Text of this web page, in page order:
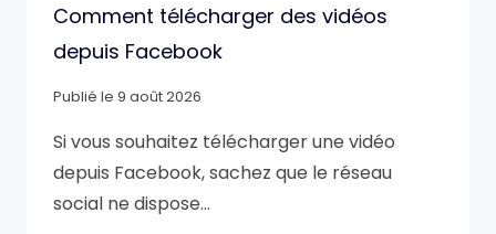
Comment télécharger des vidéos
depuis Facebook
Publié le 9 août 2026
Si vous souhaitez télécharger une vidéo
depuis Facebook, sachez que le réseau
social ne dispose…